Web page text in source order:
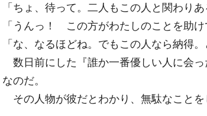
「ちょ、待って。二人もこの人と関わりあ
「うんっ！ この方がわたしのことを助け
「な、なるほどね。でもこの人なら納得
数日前にした『誰か一番優しい人に会
なのだ。
その人物が彼だとわかり、無駄なことを